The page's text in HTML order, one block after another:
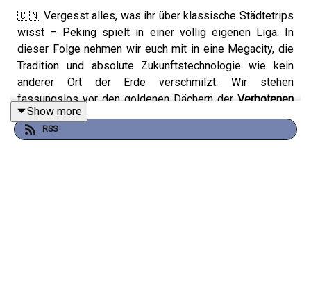
🇨🇳 Vergesst alles, was ihr über klassische Städtetrips
wisst – Peking spielt in einer völlig eigenen Liga. In
dieser Folge nehmen wir euch mit in eine Megacity, die
Tradition und absolute Zukunftstechnologie wie kein
anderer Ort der Erde verschmilzt. Wir stehen
fassungslos vor den goldenen Dächern derVerbotenen
Stadt, balancieren auf schwindelerregenden Abschnitten
derChinesischen Mauer
Show more
RSS